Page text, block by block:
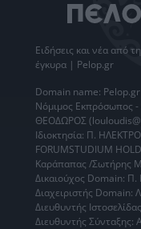
Ειδήσεις και νέα από
έγκυρα | Pelop.gr
Domain name: Pelop.gr
Νόμιμος Εκπρόσωπος
ΘΕΟΔΩΡΟΣ
Ιδιοκτησία: Π.
FORUMSTUDIUM
Καράπαπας /Σωτήρης
Δικαιούχος Domain:
Διαχειριστής
Διευθυντής
Διευθυντής